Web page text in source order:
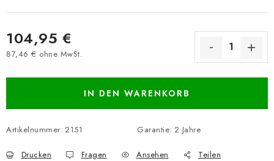
104,95 €
87,46 € ohne MwSt.
IN DEN WARENKORB
Artikelnummer: 2151 Garantie: 2 Jahre
Drucken Fragen Ansehen Teilen